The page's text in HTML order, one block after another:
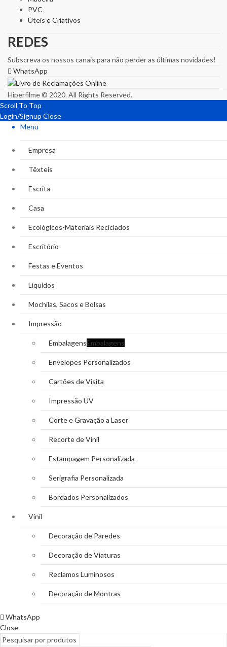
PVC
Úteis e Criativos
REDES
Subscreva os nossos canais para não perder as últimas novidades!
WhatsApp
Hiperfilme © 2020. All Rights Reserved.
Scroll To Top
Login/Signup Close
Menu
Empresa
Têxteis
Escrita
Casa
Ecológicos-Materiais Reciclados
Escritório
Festas e Eventos
Líquidos
Mochilas, Sacos e Bolsas
Impressão
EmbalagensEmbalagens
Envelopes Personalizados
Cartões de Visita
Impressão UV
Corte e Gravação a Laser
Recorte de Vinil
Estampagem Personalizada
Serigrafia Personalizada
Bordados Personalizados
Vinil
Decoração de Paredes
Decoração de Viaturas
Reclamos Luminosos
Decoração de Montras
WhatsApp
Close